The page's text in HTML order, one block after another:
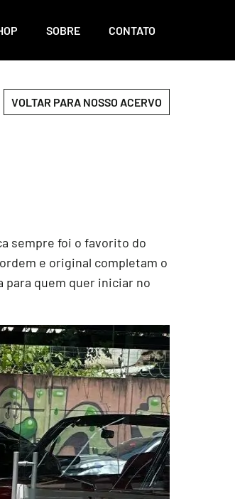
SOBRE CONTATO
VOLTAR PARA NOSSO ACERVO
sempre foi o favorito do
e original completam o
para quem quer iniciar no